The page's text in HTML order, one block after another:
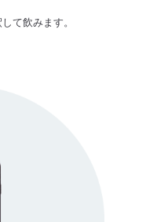
て飲みます。